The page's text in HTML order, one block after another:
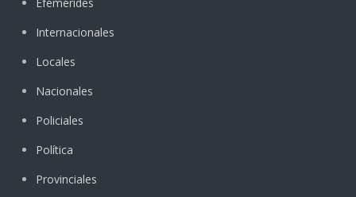
Internacionales
Locales
Nacionales
Policiales
Política
Provinciales